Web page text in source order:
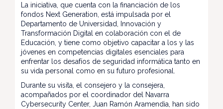
La iniciativa, que cuenta con la financiación de los
fondos Next Generation, está impulsada por el
Departamento de Universidad, Innovación y
Transformación Digital en colaboración con el de
Educación, y tiene como objetivo capacitar a los y las
jóvenes en competencias digitales esenciales para
enfrentar los desafíos de seguridad informática tanto en
su vida personal como en su futuro profesional.
Durante su visita, el consejero y la consejera,
acompañados por el coordinador del Navarra
Cybersecurity Center, Juan Ramón Aramendia, han sido